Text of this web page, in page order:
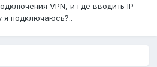
VPN, и где вводить IP
я подключаюсь?..